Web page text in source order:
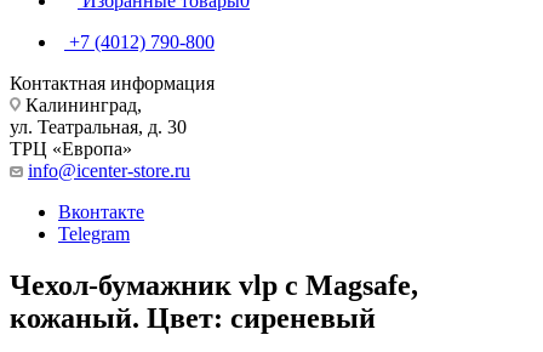
+7 (4012) 790-800
Контактная информация
Калининград,
ул. Театральная, д. 30
ТРЦ «Европа»
info@icenter-store.ru
Вконтакте
Telegram
Чехол-бумажник vlp с Magsafe,
кожаный. Цвет: сиреневый